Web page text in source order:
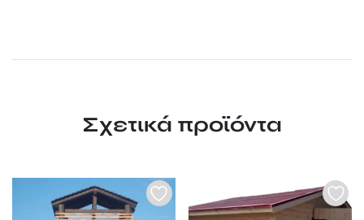
Σχετικά προϊόντα